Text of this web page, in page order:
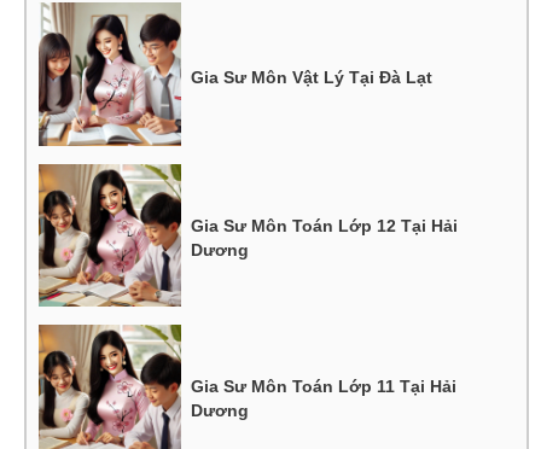
Gia Sư Môn Vật Lý Tại Đà Lạt
Gia Sư Môn Toán Lớp 12 Tại Hải
Dương
Gia Sư Môn Toán Lớp 11 Tại Hải
Dương